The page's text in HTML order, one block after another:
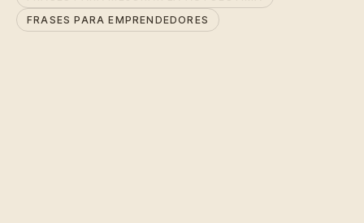
FRASES PARA EMPRENDEDORES